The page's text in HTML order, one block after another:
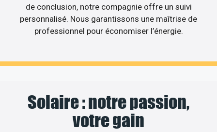
de conclusion, notre compagnie offre un suivi
personnalisé. Nous garantissons une maîtrise de
professionnel pour économiser l’énergie.
Solaire : notre passion,
votre gain